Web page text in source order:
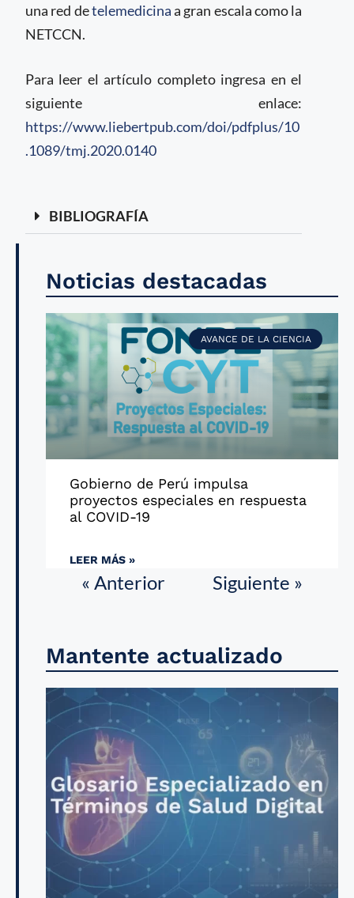
una red detelemedicinaa gran escala como la
NETCCN.
Para leer el artículo completo ingresa en el
siguiente enlace:
https://www.liebertpub.com/doi/pdfplus/10
.1089/tmj.2020.0140
BIBLIOGRAFÍA
Noticias destacadas
AVANCE DE LA CIENCIA
Gobierno de Perú impulsa
proyectos especiales en respuesta
al COVID-19
LEER MÁS »
« Anterior Siguiente »
Mantente actualizado